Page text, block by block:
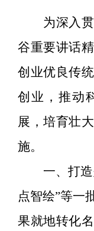
为深入
谷重要讲话
创业优良传
创业，推动
展，培育壮
施。
一、 打造
点智绘”等一
果就地转化